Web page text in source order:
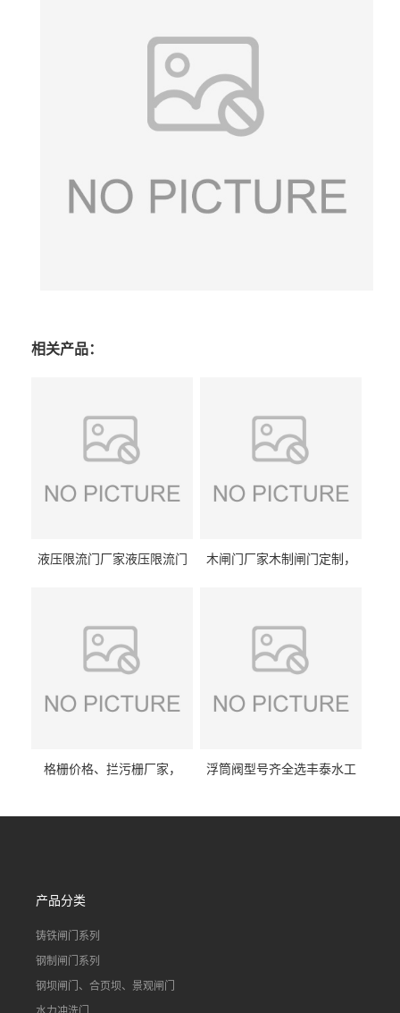
相关产品：
液压限流门厂家液压限流门
木闸门厂家木制闸门定制，
格栅价格、拦污栅厂家，
浮筒阀型号齐全选丰泰水工
道水库电站污水处理钢制闸
产品分类
铸铁闸门系列
钢制闸门系列
钢坝闸门、合页坝、景观闸门